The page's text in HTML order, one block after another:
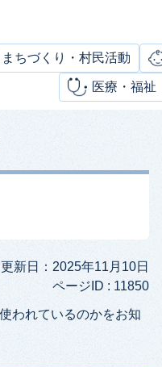
まちづくり・村民活動
医療・福祉
更新日：2025年11月10日
ページID : 11850
われているのかをお知